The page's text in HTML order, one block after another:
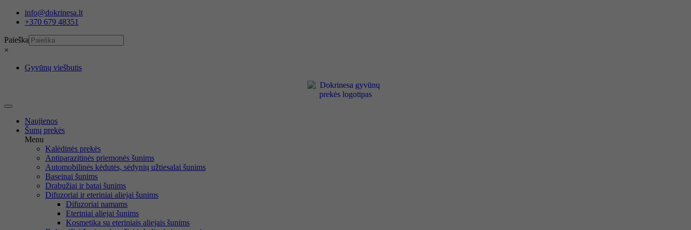
info@dokrinesa.lt
+370 679 48351
Paieška
×
Gyvūnų viešbutis
Naujienos
Šunų prekės
Menu
Kalėdinės prekės
Antiparazitinės priemonės šunims
Automobilinės kėdutės, sėdynių užtiesalai šunims
Baseinai šunims
Drabužiai ir batai šunims
Difuzoriai ir eteriniai aliejai šunims
Difuzoriai namams
Eteriniai aliejai šunims
Kosmetika su eteriniais aliejais šunims